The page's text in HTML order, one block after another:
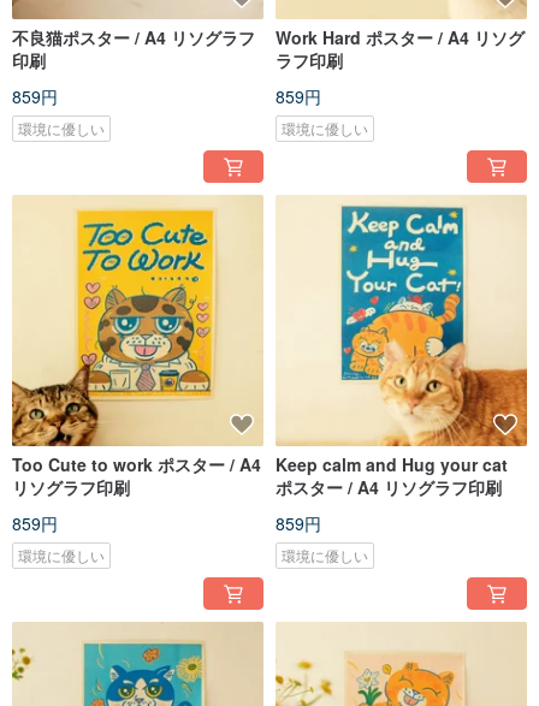
不良猫ポスター / A4 リソグラフ
印刷
859円
環境に優しい
Work Hard ポスター / A4 リソグ
ラフ印刷
859円
環境に優しい
Too Cute to work ポスター / A4
リソグラフ印刷
859円
環境に優しい
Keep calm and Hug your cat
ポスター / A4 リソグラフ印刷
859円
環境に優しい